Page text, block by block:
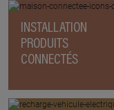
INSTALLATION
PRODUITS
CONNECTÉS